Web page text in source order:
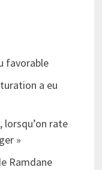
favorable
a eu
lorsqu’on rate
»
Ramdane